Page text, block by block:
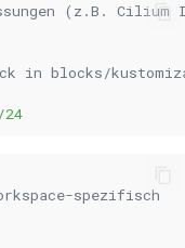
(z.B. Cilium
in blocks/
spezifisch